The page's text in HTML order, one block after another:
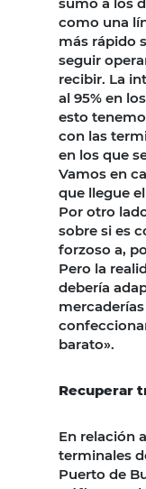
como una
más rápido
seguir
recibir. La
al 95% en
esto
con las
en los que
Vamos en
que llegue
Por otro
sobre si es
forzoso a,
Pero la
debería
barato».
Recuperar
En relación
terminales
Puerto de